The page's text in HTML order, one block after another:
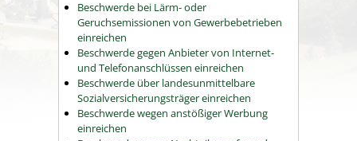
Beschwerde bei Lärm- oder
Geruchsemissionen von Gewerbebetrieben
einreichen
Beschwerde gegen Anbieter von Internet-
und Telefonanschlüssen einreichen
Beschwerde über landesunmittelbare
Sozialversicherungsträger einreichen
Beschwerde wegen anstößiger Werbung
einreichen